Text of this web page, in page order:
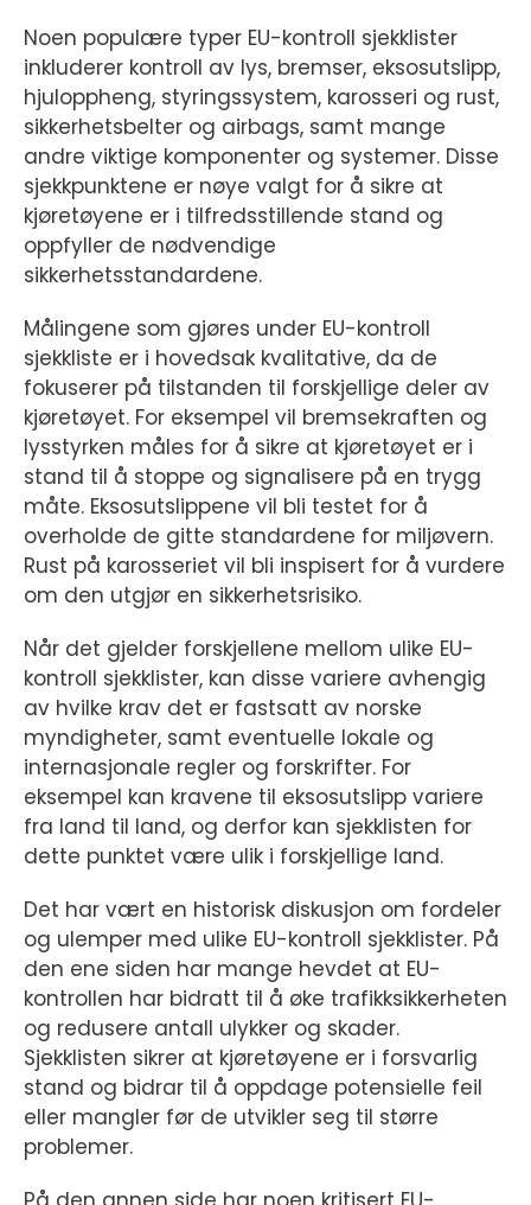
Noen populære typer EU-kontroll sjekklister
inkluderer kontroll av lys, bremser, eksosutslipp,
hjuloppheng, styringssystem, karosseri og rust,
sikkerhetsbelter og airbags, samt mange
andre viktige komponenter og systemer. Disse
sjekkpunktene er nøye valgt for å sikre at
kjøretøyene er i tilfredsstillende stand og
oppfyller de nødvendige
sikkerhetsstandardene.
Målingene som gjøres under EU-kontroll
sjekkliste er i hovedsak kvalitative, da de
fokuserer på tilstanden til forskjellige deler av
kjøretøyet. For eksempel vil bremsekraften og
lysstyrken måles for å sikre at kjøretøyet er i
stand til å stoppe og signalisere på en trygg
måte. Eksosutslippene vil bli testet for å
overholde de gitte standardene for miljøvern.
Rust på karosseriet vil bli inspisert for å vurdere
om den utgjør en sikkerhetsrisiko.
Når det gjelder forskjellene mellom ulike EU-
kontroll sjekklister, kan disse variere avhengig
av hvilke krav det er fastsatt av norske
myndigheter, samt eventuelle lokale og
internasjonale regler og forskrifter. For
eksempel kan kravene til eksosutslipp variere
fra land til land, og derfor kan sjekklisten for
dette punktet være ulik i forskjellige land.
Det har vært en historisk diskusjon om fordeler
og ulemper med ulike EU-kontroll sjekklister. På
den ene siden har mange hevdet at EU-
kontrollen har bidratt til å øke trafikksikkerheten
og redusere antall ulykker og skader.
Sjekklisten sikrer at kjøretøyene er i forsvarlig
stand og bidrar til å oppdage potensielle feil
eller mangler før de utvikler seg til større
problemer.